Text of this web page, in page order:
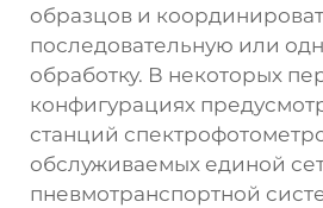
образцов и
последовательную или
обработку. В некоторых
конфигурациях
станций
обслуживаемых единой
пневмотранспортной